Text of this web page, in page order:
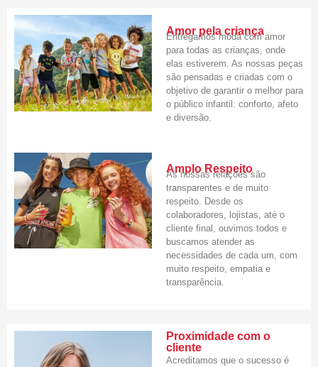
Amor pela criança
Entregamos moda com amor
para todas as crianças, onde
elas estiverem. As nossas peças
são pensadas e criadas com o
objetivo de garantir o melhor para
o público infantil: conforto, afeto
e diversão.
Amplo Respeito
As nossas relações são
transparentes e de muito
respeito. Desde os
colaboradores, lojistas, até o
cliente final, ouvimos todos e
buscamos atender as
necessidades de cada um, com
muito respeito, empatia e
transparência.
Proximidade com o
cliente
Acreditamos que o sucesso é